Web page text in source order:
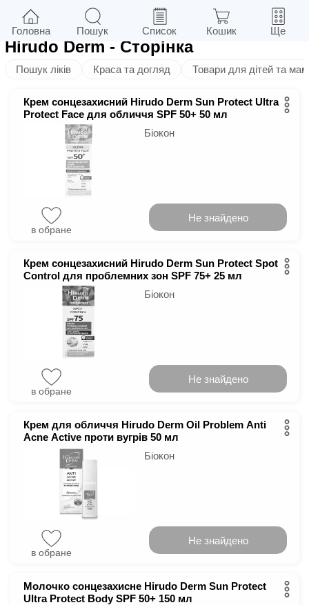
Фільтри у м.Київ
Hirudo Derm - Сторінка
Пошук ліків Краса та догляд Товари для дітей та мам
Крем сонцезахисний Hirudo Derm Sun Protect Ultra
Protect Face для обличчя SPF 50+ 50 мл
Біокон
в обране
Не знайдено
Крем сонцезахисний Hirudo Derm Sun Protect Spot
Control для проблемних зон SPF 75+ 25 мл
Біокон
в обране
Не знайдено
Крем для обличчя Hirudo Derm Oil Problem Anti
Acne Active проти вугрів 50 мл
Біокон
в обране
Не знайдено
Молочко сонцезахисне Hirudo Derm Sun Protect
Ultra Protect Body SPF 50+ 150 мл
Головна Пошук Список Кошик Ще